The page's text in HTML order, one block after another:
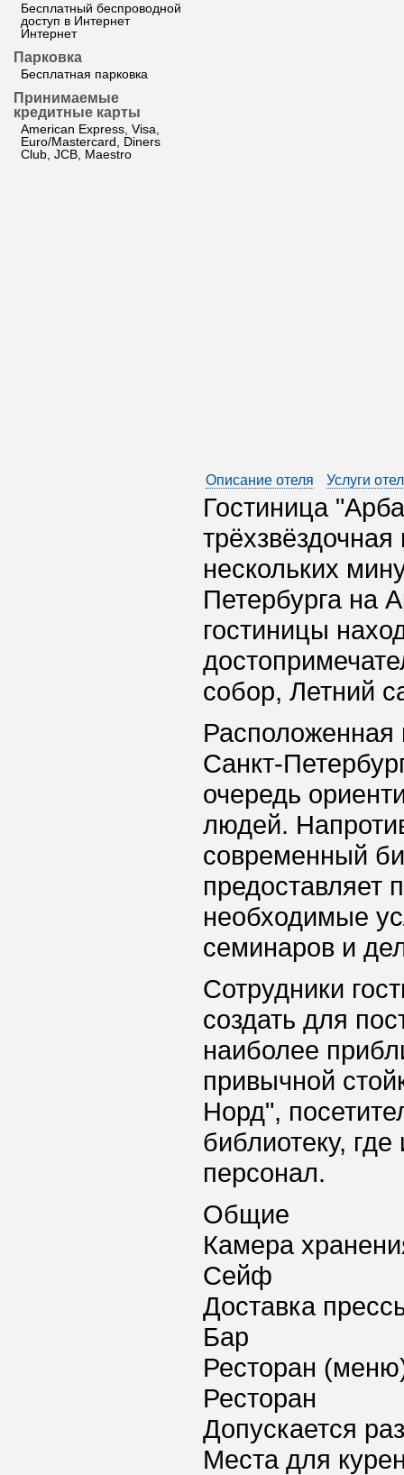
Бесплатный беспроводной
доступ в Интернет
Интернет
Парковка
Бесплатная парковка
Принимаемые
кредитные карты
American Express, Visa,
Euro/Mastercard, Diners
Club, JCB, Maestro
Описание отеля Услуги
Гостиница
нескольких
Петербурга на
гостиницы
собор, Летний
Расположенная
Санкт-
очередь
людей.
современный
предоставляет
необходимые
семинаров и
Сотрудники
создать для
наиболее
привычной
Норд",
библиотеку,
персонал.
Общие
Камера
Сейф
Доставка
Бар
Ресторан
Ресторан
Допускается
Места для